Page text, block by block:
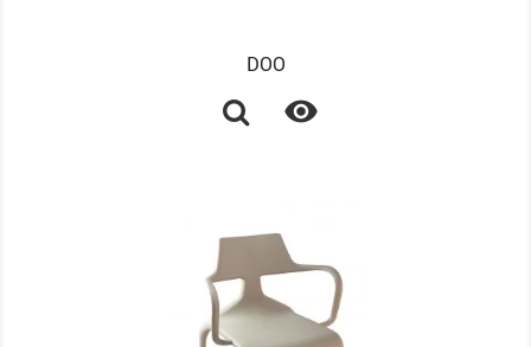
DOO
